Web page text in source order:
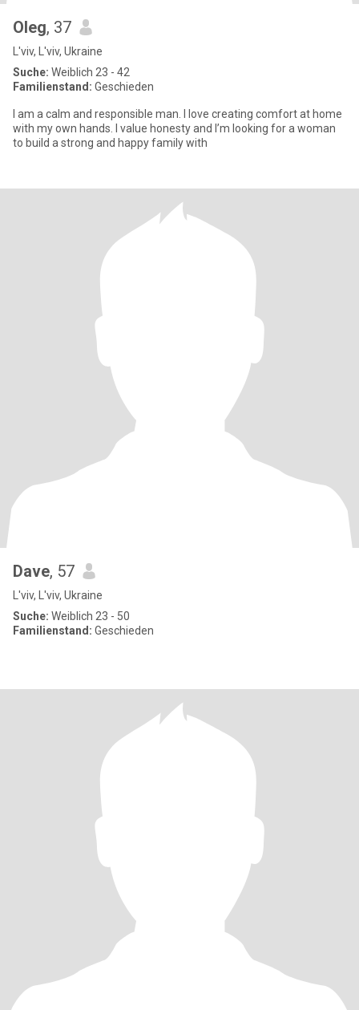
Oleg, 37
L'viv, L'viv, Ukraine
Suche: Weiblich 23 - 42
Familienstand: Geschieden
I am a calm and responsible man. I love creating comfort at home
with my own hands. I value honesty and I’m looking for a woman
to build a strong and happy family with
Dave, 57
L'viv, L'viv, Ukraine
Suche: Weiblich 23 - 50
Familienstand: Geschieden